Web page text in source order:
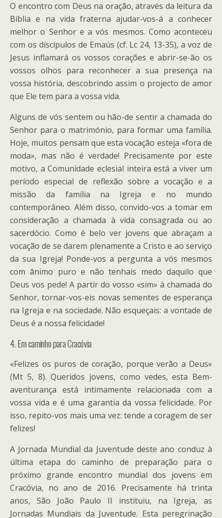
O encontro com Deus na oração, através da leitura da
Bíblia e na vida fraterna ajudar-vos-á a conhecer
melhor o Senhor e a vós mesmos. Como aconteceu
com os discípulos de Emaús (cf. Lc 24, 13-35), a voz de
Jesus inflamará os vossos corações e abrir-se-ão os
vossos olhos para reconhecer a sua presença na
vossa história, descobrindo assim o projecto de amor
que Ele tem para a vossa vida.
Alguns de vós sentem ou hão-de sentir a chamada do
Senhor para o matrimónio, para formar uma família.
Hoje, muitos pensam que esta vocação esteja «fora de
moda», mas não é verdade! Precisamente por este
motivo, a Comunidade eclesial inteira está a viver um
período especial de reflexão sobre a vocação e a
missão da família na Igreja e no mundo
contemporâneo. Além disso, convido-vos a tomar em
consideração a chamada à vida consagrada ou ao
sacerdócio. Como é belo ver jovens que abraçam a
vocação de se darem plenamente a Cristo e ao serviço
da sua Igreja! Ponde-vos a pergunta a vós mesmos
com ânimo puro e não tenhais medo daquilo que
Deus vos pede! A partir do vosso «sim» à chamada do
Senhor, tornar-vos-eis novas sementes de esperança
na Igreja e na sociedade. Não esqueçais: a vontade de
Deus é a nossa felicidade!
4. Em caminho para Cracóvia
«Felizes os puros de coração, porque verão a Deus»
(Mt 5, 8). Queridos jovens, como vedes, esta Bem-
aventurança está intimamente relacionada com a
vossa vida e é uma garantia da vossa felicidade. Por
isso, repito-vos mais uma vez: tende a coragem de ser
felizes!
A Jornada Mundial da Juventude deste ano conduz à
última etapa do caminho de preparação para o
próximo grande encontro mundial dos jovens em
Cracóvia, no ano de 2016. Precisamente há trinta
anos, São João Paulo II instituiu, na Igreja, as
Jornadas Mundiais da Juventude. Esta peregrinação